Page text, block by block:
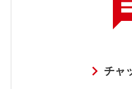
チャ